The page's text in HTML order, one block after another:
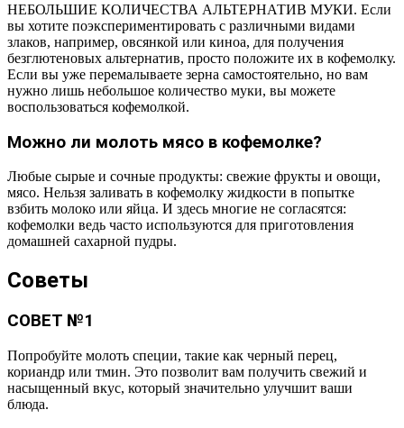
НЕБОЛЬШИЕ КОЛИЧЕСТВА АЛЬТЕРНАТИВ МУКИ. Если
вы хотите поэкспериментировать с различными видами
злаков, например, овсянкой или киноа, для получения
безглютеновых альтернатив, просто положите их в кофемолку.
Если вы уже перемалываете зерна самостоятельно, но вам
нужно лишь небольшое количество муки, вы можете
воспользоваться кофемолкой.
Можно ли молоть мясо в кофемолке?
Любые сырые и сочные продукты: свежие фрукты и овощи,
мясо. Нельзя заливать в кофемолку жидкости в попытке
взбить молоко или яйца. И здесь многие не согласятся:
кофемолки ведь часто используются для приготовления
домашней сахарной пудры.
Советы
СОВЕТ №1
Попробуйте молоть специи, такие как черный перец,
кориандр или тмин. Это позволит вам получить свежий и
насыщенный вкус, который значительно улучшит ваши
блюда.